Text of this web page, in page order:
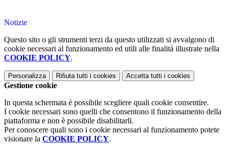
Notizie
Questo sito o gli strumenti terzi da questo utilizzati si avvalgono di
cookie necessari al funzionamento ed utili alle finalità illustrate nella
COOKIE POLICY.
Personalizza Rifiuta tutti i cookies Accetta tutti i cookies
Gestione cookie
In questa schermata è possibile scegliere quali cookie consentire.
I cookie necessari sono quelli che consentono il funzionamento della
piattaforma e non è possibile disabilitarli.
Per conoscere quali sono i cookie necessari al funzionamento potete
visionare la COOKIE POLICY.